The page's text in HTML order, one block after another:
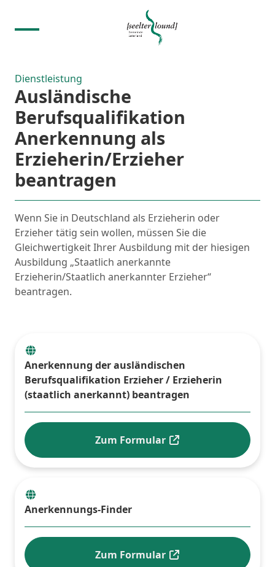
Dienstleistung
Ausländische
Berufsqualifikation
Anerkennung als
Erzieherin/Erzieher
beantragen
Anerkennung der ausländischen
Berufsqualifikation Erzieher / Erzieherin
(staatlich anerkannt) beantragen
Zum Formular
Anerkennungs-Finder
Zum Formular
Wenn Sie in Deutschland als Erzieherin oder
Erzieher tätig sein wollen, müssen Sie die
Gleichwertigkeit Ihrer Ausbildung mit der hiesigen
Ausbildung „Staatlich anerkannte
Erzieherin/Staatlich anerkannter Erzieher“
beantragen.